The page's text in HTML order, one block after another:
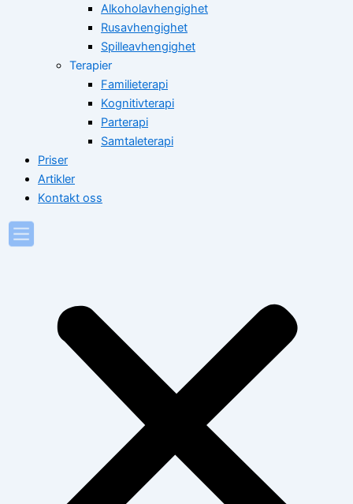
Alkoholavhengighet
Rusavhengighet
Spilleavhengighet
Terapier
Familieterapi
Kognitivterapi
Parterapi
Samtaleterapi
Priser
Artikler
Kontakt oss